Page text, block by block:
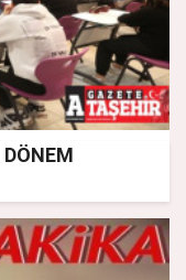
DÖNEM